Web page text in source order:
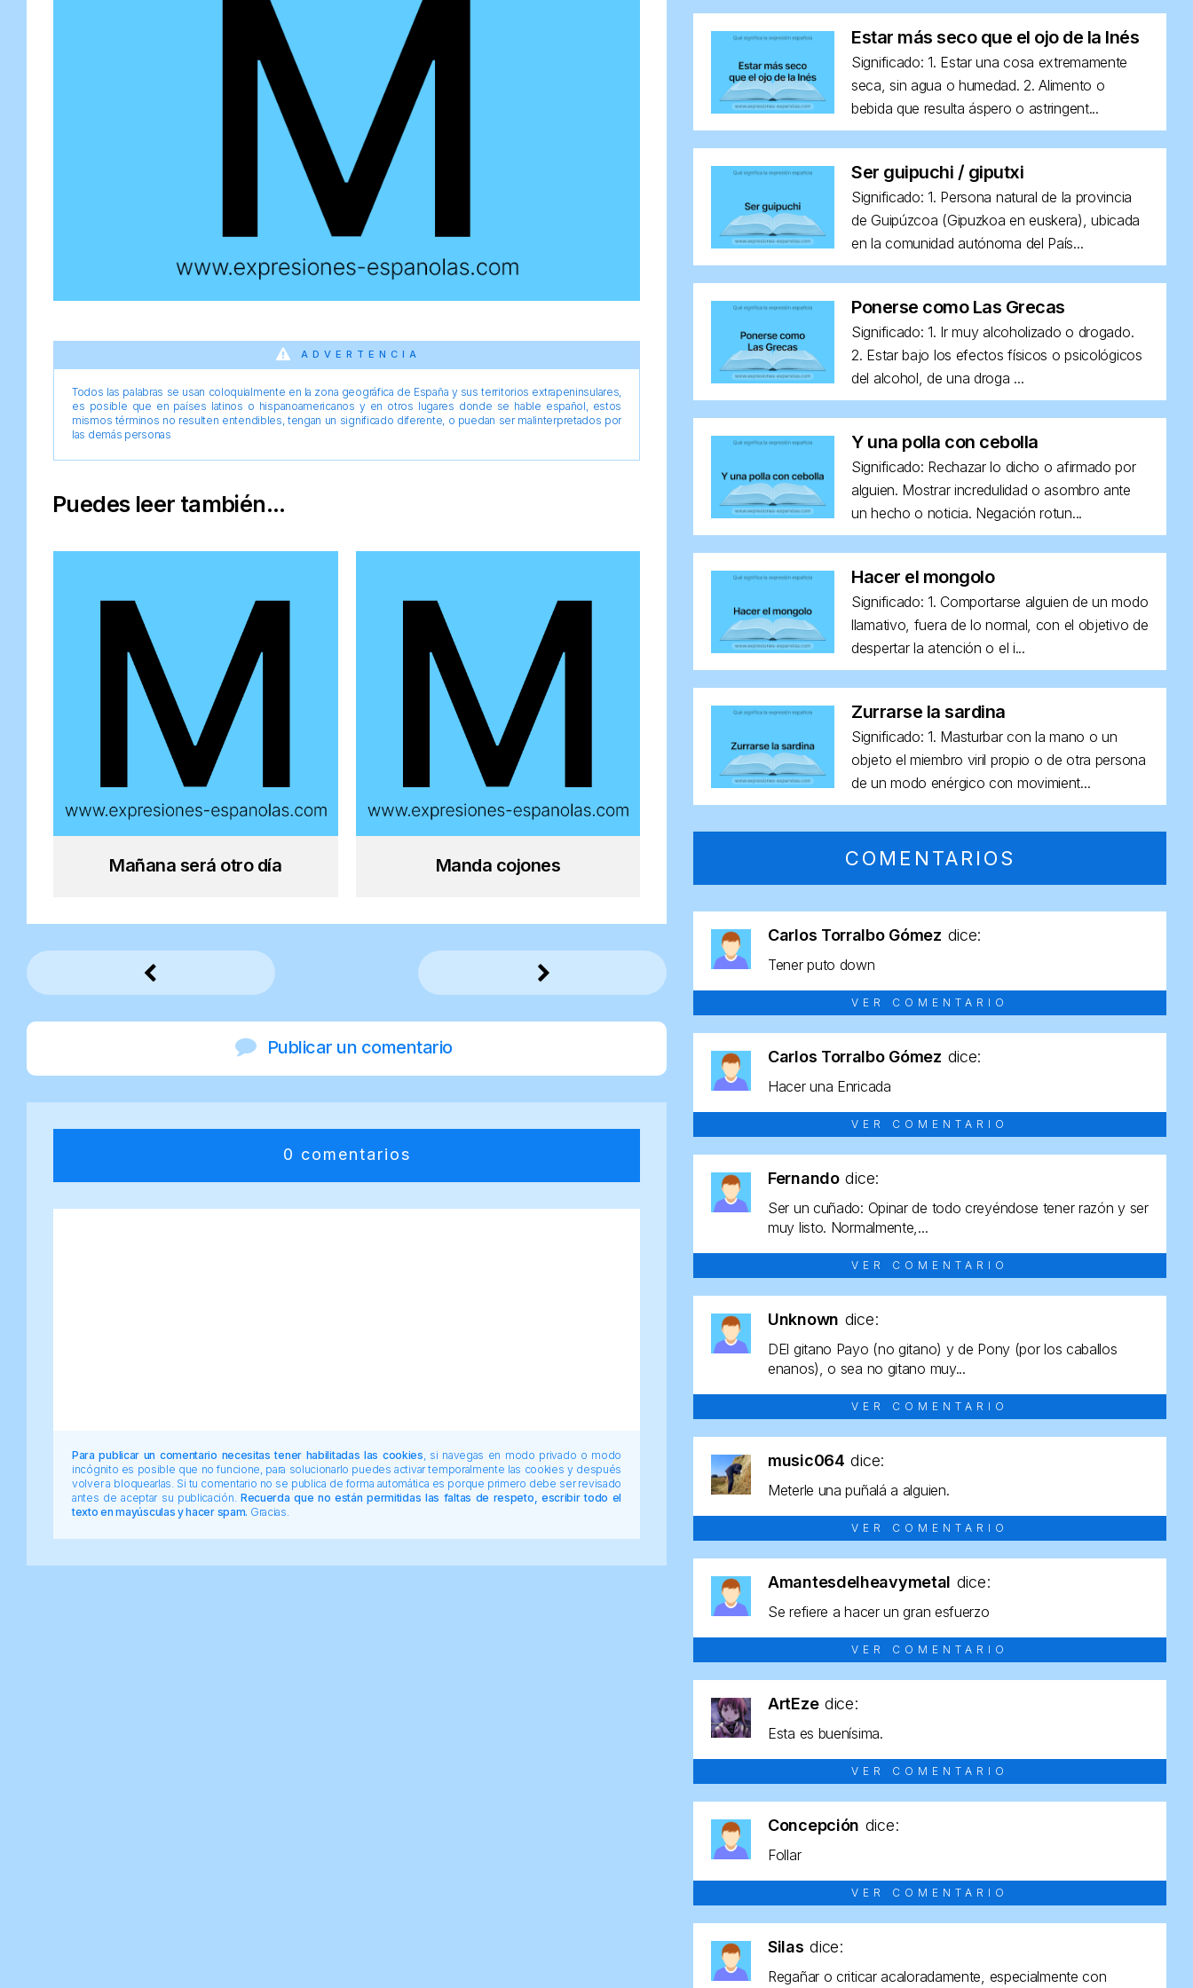
ADVERTENCIA
Todos las palabras se usan coloquialmente en la zona geográfica de España y sus territorios extrapeninsulares,
es posible que en países latinos o hispanoamericanos y en otros lugares donde se hable español, estos
mismos términos no resulten entendibles, tengan un significado diferente, o puedan ser malinterpretados por
las demás personas
Puedes leer también...
Mañana será otro día Manda cojones
Publicar un comentario
0 comentarios
Para publicar un comentario necesitas tener habilitadas las cookies , si navegas en modo privado o modo
incógnito es posible que no funcione, para solucionarlo puedes activar temporalmente las cookies y después
volver a bloquearlas. Si tu comentario no se publica de forma automática es porque primero debe ser revisado
antes de aceptar su publicación. Recuerda que no están permitidas las faltas de respeto, escribir todo el
texto en mayúsculas y hacer spam. Gracias.
Estar más seco que el ojo de la Inés
Significado: 1. Estar una cosa extremamente
seca, sin agua o humedad. 2. Alimento o
bebida que resulta áspero o astringent...
Ser guipuchi / giputxi
Significado: 1. Persona natural de la provincia
de Guipúzcoa (Gipuzkoa en euskera), ubicada
en la comunidad autónoma del País...
Ponerse como Las Grecas
Significado: 1. Ir muy alcoholizado o drogado.
2. Estar bajo los efectos físicos o psicológicos
del alcohol, de una droga ...
Y una polla con cebolla
Significado: Rechazar lo dicho o afirmado por
alguien. Mostrar incredulidad o asombro ante
un hecho o noticia. Negación rotun...
Hacer el mongolo
Significado: 1. Comportarse alguien de un modo
llamativo, fuera de lo normal, con el objetivo de
despertar la atención o el i...
Zurrarse la sardina
Significado: 1. Masturbar con la mano o un
objeto el miembro viril propio o de otra persona
de un modo enérgico con movimient...
COMENTARIOS
Carlos Torralbo Gómez dice:
Tener puto down
VER COMENTARIO
Carlos Torralbo Gómez dice:
Hacer una Enricada
VER COMENTARIO
Fernando dice:
Ser un cuñado: Opinar de todo creyéndose tener razón y ser
muy listo. Normalmente,...
VER COMENTARIO
Unknown dice:
DEl gitano Payo (no gitano) y de Pony (por los caballos
enanos), o sea no gitano muy...
VER COMENTARIO
music064 dice:
Meterle una puñalá a alguien.
VER COMENTARIO
Amantesdelheavymetal dice:
Se refiere a hacer un gran esfuerzo
VER COMENTARIO
ArtEze dice:
Esta es buenísima.
VER COMENTARIO
Concepción dice:
Follar
VER COMENTARIO
Silas dice:
Regañar o criticar acaloradamente, especialmente con